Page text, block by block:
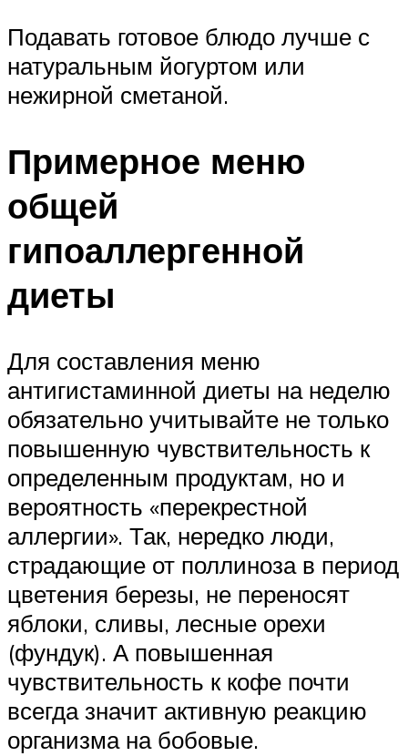
Подавать готовое блюдо лучше с
натуральным йогуртом или
нежирной сметаной.
Примерное меню
общей
гипоаллергенной
диеты
Для составления меню
антигистаминной диеты на неделю
обязательно учитывайте не только
повышенную чувствительность к
определенным продуктам, но и
вероятность «перекрестной
аллергии». Так, нередко люди,
страдающие от поллиноза в период
цветения березы, не переносят
яблоки, сливы, лесные орехи
(фундук). А повышенная
чувствительность к кофе почти
всегда значит активную реакцию
организма на бобовые.